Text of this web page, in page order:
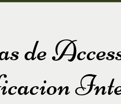
Access